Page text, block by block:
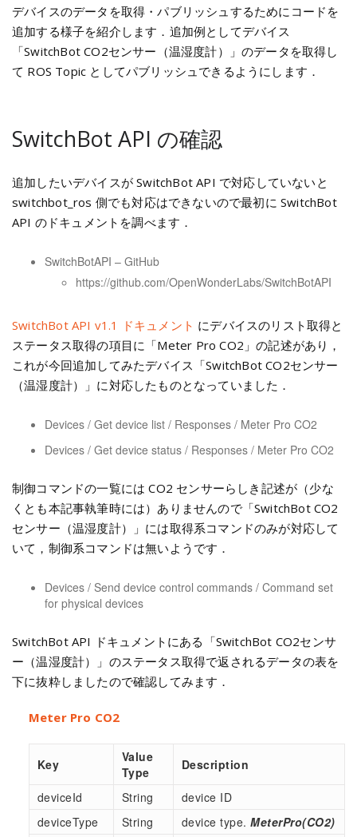
デバイスのデータを取得・パブリッシュするためにコードを
追加する様子を紹介します．追加例としてデバイス
「SwitchBot CO2センサー（温湿度計）」のデータを取得し
て ROS Topic としてパブリッシュできるようにします．
SwitchBot API の確認
追加したいデバイスが SwitchBot API で対応していないと
switchbot_ros 側でも対応はできないので最初に SwitchBot
API のドキュメントを調べます．
SwitchBotAPI – GitHub
https://github.com/OpenWonderLabs/SwitchBotAPI
SwitchBot API v1.1 ドキュメント にデバイスのリスト取得と
ステータス取得の項目に「Meter Pro CO2」の記述があり，
これが今回追加してみたデバイス「SwitchBot CO2センサー
（温湿度計）」に対応したものとなっていました．
Devices / Get device list / Responses / Meter Pro CO2
Devices / Get device status / Responses / Meter Pro CO2
制御コマンドの一覧には CO2 センサーらしき記述が（少な
くとも本記事執筆時には）ありませんので「SwitchBot CO2
センサー（温湿度計）」には取得系コマンドのみが対応して
いて，制御系コマンドは無いようです．
Devices / Send device control commands / Command set
for physical devices
SwitchBot API ドキュメントにある「SwitchBot CO2センサ
ー（温湿度計）」のステータス取得で返されるデータの表を
下に抜粋しましたので確認してみます．
Meter Pro CO2
Key
Value
Type
Description
deviceId String
device ID
deviceType
String device type.MeterPro(CO2)